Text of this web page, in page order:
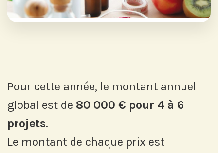
Pour cette année, le montant annuel
global est de 80 000 € pour 4 à 6
projets.
Le montant de chaque prix est